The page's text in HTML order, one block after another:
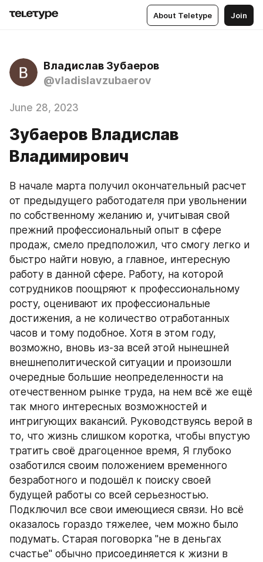
About Teletype Join
Владислав Зубаеров
@vladislavzubaerov
June 28, 2023
Зубаеров Владислав
Владимирович
В начале марта получил окончательный расчет
от предыдущего работодателя при увольнении
по собственному желанию и, учитывая свой
прежний профессиональный опыт в сфере
продаж, смело предположил, что смогу легко и
быстро найти новую, а главное, интересную
работу в данной сфере. Работу, на которой
сотрудников поощряют к профессиональному
росту, оценивают их профессиональные
достижения, а не количество отработанных
часов и тому подобное. Хотя в этом году,
возможно, вновь из-за всей этой нынешней
внешнеполитической ситуации и произошли
очередные большие неопределенности на
отечественном рынке труда, на нем всё же ещё
так много интересных возможностей и
интригующих вакансий. Руководствуясь верой в
то, что жизнь слишком коротка, чтобы впустую
тратить своё драгоценное время, Я глубоко
озаботился своим положением временного
безработного и подошёл к поиску своей
будущей работы со всей серьезностью.
Подключил все свои имеющиеся связи. Но всё
оказалось гораздо тяжелее, чем можно было
подумать. Старая поговорка "не в деньгах
счастье" обычно присоединяется к жизни в